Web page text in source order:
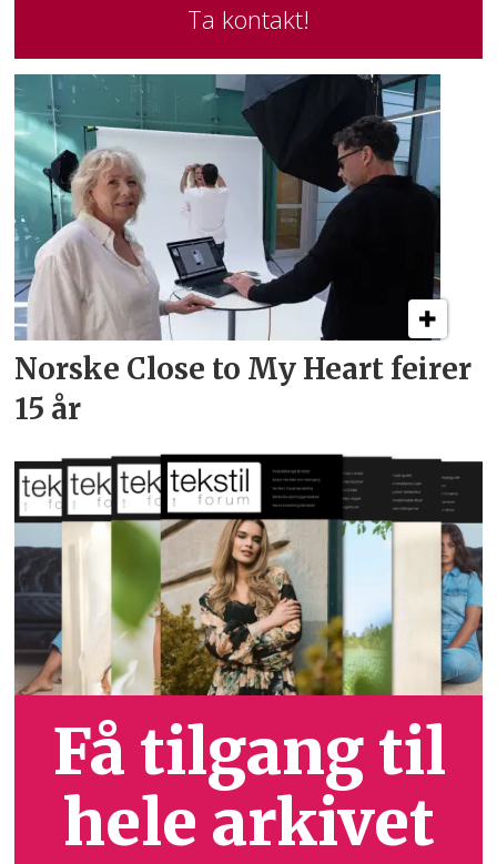
Ta kontakt!
Norske Close to My Heart feirer
15 år
Få tilgang til
hele arkivet